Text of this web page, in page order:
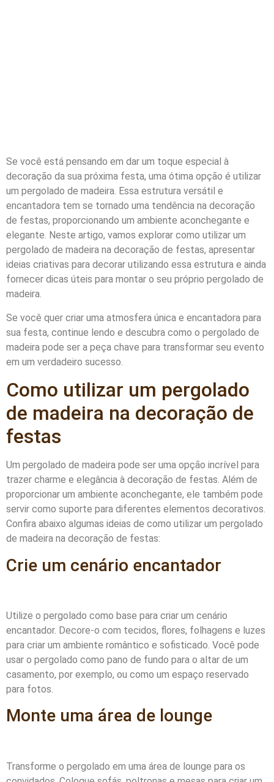
Se você está pensando em dar um toque especial à
decoração da sua próxima festa, uma ótima opção é utilizar
um pergolado de madeira. Essa estrutura versátil e
encantadora tem se tornado uma tendência na decoração
de festas, proporcionando um ambiente aconchegante e
elegante. Neste artigo, vamos explorar como utilizar um
pergolado de madeira na decoração de festas, apresentar
ideias criativas para decorar utilizando essa estrutura e ainda
fornecer dicas úteis para montar o seu próprio pergolado de
madeira.
Se você quer criar uma atmosfera única e encantadora para
sua festa, continue lendo e descubra como o pergolado de
madeira pode ser a peça chave para transformar seu evento
em um verdadeiro sucesso.
Como utilizar um pergolado
de madeira na decoração de
festas
Um pergolado de madeira pode ser uma opção incrível para
trazer charme e elegância à decoração de festas. Além de
proporcionar um ambiente aconchegante, ele também pode
servir como suporte para diferentes elementos decorativos.
Confira abaixo algumas ideias de como utilizar um pergolado
de madeira na decoração de festas:
Crie um cenário encantador
Utilize o pergolado como base para criar um cenário
encantador. Decore-o com tecidos, flores, folhagens e luzes
para criar um ambiente romântico e sofisticado. Você pode
usar o pergolado como pano de fundo para o altar de um
casamento, por exemplo, ou como um espaço reservado
para fotos.
Monte uma área de lounge
Transforme o pergolado em uma área de lounge para os